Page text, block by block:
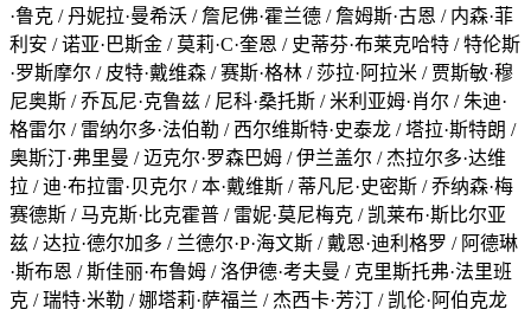
·鲁克 / 丹妮拉·曼希沃 / 詹尼佛·霍兰德 / 詹姆斯·古恩 / 内森·菲
利安 / 诺亚·巴斯金 / 莫莉·C·奎恩 / 史蒂芬·布莱克哈特 / 特伦斯
·罗斯摩尔 / 皮特·戴维森 / 赛斯·格林 / 莎拉·阿拉米 / 贾斯敏·穆
尼奥斯 / 乔瓦尼·克鲁兹 / 尼科·桑托斯 / 米利亚姆·肖尔 / 朱迪·
格雷尔 / 雷纳尔多·法伯勒 / 西尔维斯特·史泰龙 / 塔拉·斯特朗 /
奥斯汀·弗里曼 / 迈克尔·罗森巴姆 / 伊兰盖尔 / 杰拉尔多·达维
拉 / 迪·布拉雷·贝克尔 / 本·戴维斯 / 蒂凡尼·史密斯 / 乔纳森·梅
赛德斯 / 马克斯·比克霍普 / 雷妮·莫尼梅克 / 凯莱布·斯比尔亚
兹 / 达拉·德尔加多 / 兰德尔·P·海文斯 / 戴恩·迪利格罗 / 阿德琳
·斯布恩 / 斯佳丽·布鲁姆 / 洛伊德·考夫曼 / 克里斯托弗·法里班
克 / 瑞特·米勒 / 娜塔莉·萨福兰 / 杰西卡·芳汀 / 凯伦·阿伯克龙